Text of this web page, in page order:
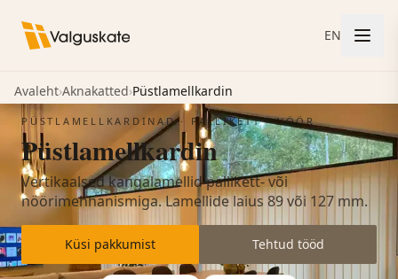
EN
Avaleht›Aknakatted›Püstlamellkardin
PÜSTLAMELLKARDINAD · PALLIKETT · NÖÖR
Püstlamellkardin
Vertikaalsed kangalamellid pallikett- või
nöörimehhanismiga. Lamellide laius 89 või 127 mm.
Küsi pakkumist Tehtud tööd